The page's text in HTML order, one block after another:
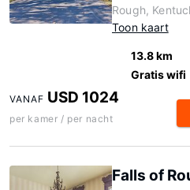
Rough,
Toon kaart
13.8 km
Gratis wifi
VANAF USD 1024
per kamer / per nacht
Falls of